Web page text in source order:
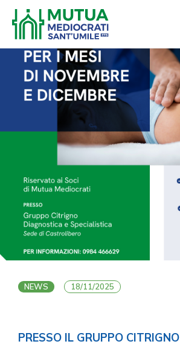
NEWS 18/11/2025
PRESSO IL GRUPPO CITRIGNO